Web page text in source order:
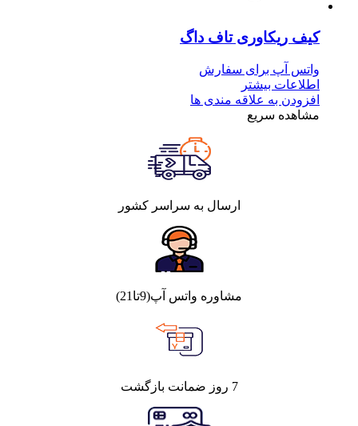
کیف ریکاوری تاف داگ
واتس آپ برای سفارش
اطلاعات بیشتر
افزودن به علاقه مندی ها
مشاهده سریع
ارسال به سراسر کشور
مشاوره واتس آپ(9تا21)
7 روز ضمانت بازگشت